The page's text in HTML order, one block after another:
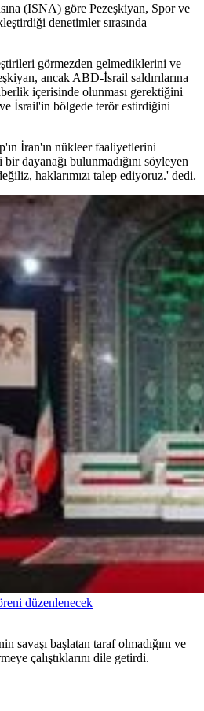
(ISNA) göre Pezeşkiyan, Spor ve
denetimler sırasında
görmezden gelmediklerini ve
ancak ABD-İsrail saldırılarına
içerisinde olunması gerektiğini
İsrail'in bölgede terör estirdiğini
İran'ın nükleer faaliyetlerini
dayanağı bulunmadığını söyleyen
haklarımızı talep ediyoruz.' dedi.
düzenlenecek
savaşı başlatan taraf olmadığını ve
çalıştıklarını dile getirdi.